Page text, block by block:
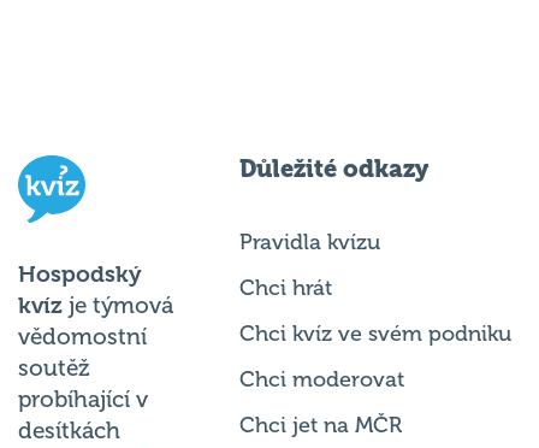
Hospodský
kvíz je týmová
vědomostní
soutěž
probíhající v
desítkách
Důležité odkazy
Pravidla kvízu
Chci hrát
Chci kvíz ve svém podniku
Chci moderovat
Chci jet na MČR